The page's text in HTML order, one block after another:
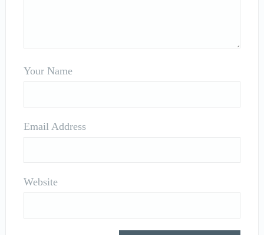
Your Name
Email Address
Website